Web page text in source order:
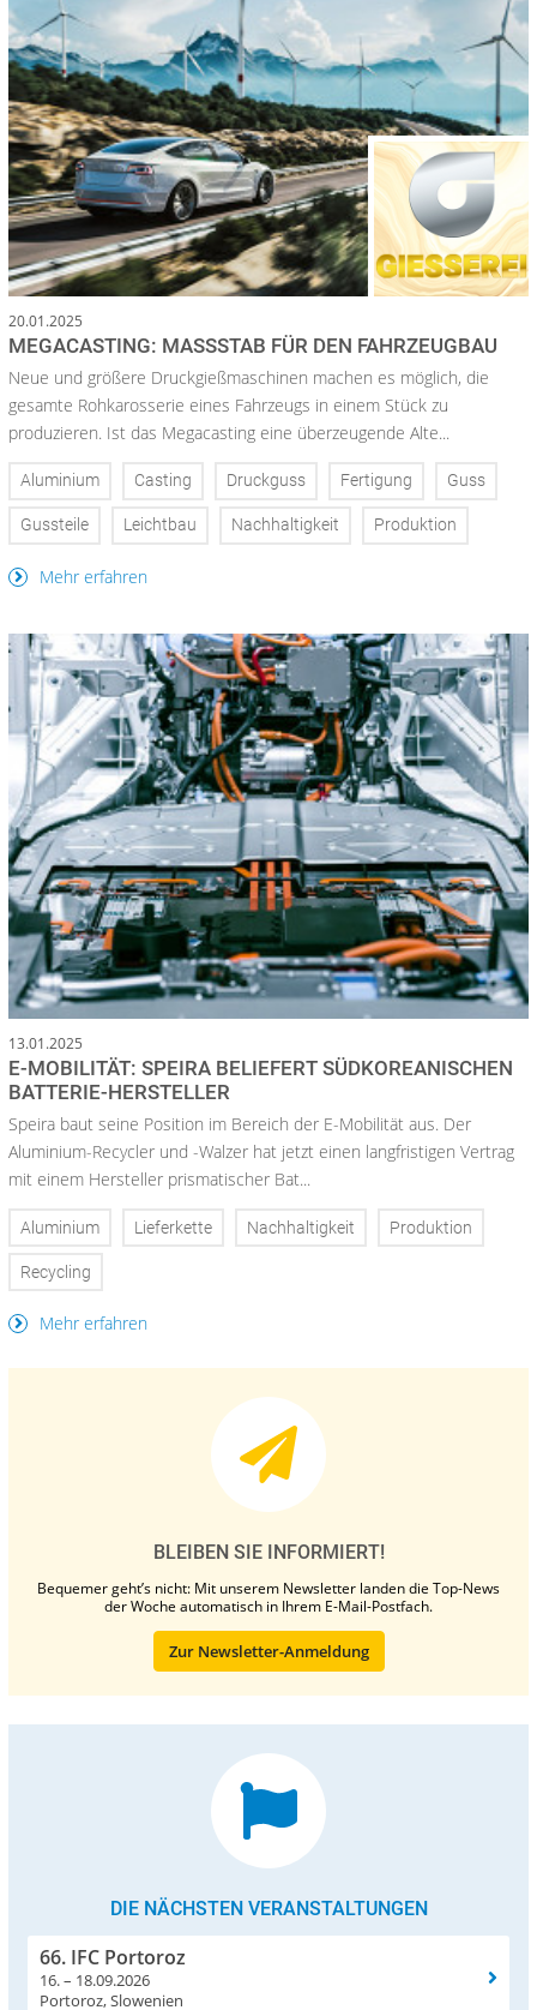
20.01.2025
MEGACASTING: MASSSTAB FÜR DEN FAHRZEUGBAU
Neue und größere Druckgießmaschinen machen es möglich, die
gesamte Rohkarosserie eines Fahrzeugs in einem Stück zu
produzieren. Ist das Megacasting eine überzeugende Alte...
Aluminium Casting Druckguss Fertigung Guss
Gussteile Leichtbau Nachhaltigkeit Produktion
Mehr erfahren
13.01.2025
E-MOBILITÄT: SPEIRA BELIEFERT SÜDKOREANISCHEN
BATTERIE-HERSTELLER
Speira baut seine Position im Bereich der E-Mobilität aus. Der
Aluminium-Recycler und -Walzer hat jetzt einen langfristigen Vertrag
mit einem Hersteller prismatischer Bat...
Aluminium Lieferkette Nachhaltigkeit Produktion
Recycling
Mehr erfahren
BLEIBEN SIE INFORMIERT!
Bequemer geht’s nicht: Mit unserem Newsletter landen die Top-News
der Woche automatisch in Ihrem E-Mail-Postfach.
Zur Newsletter-Anmeldung
DIE NÄCHSTEN VERANSTALTUNGEN
66. IFC Portoroz
16. – 18.09.2026
Portoroz, Slowenien